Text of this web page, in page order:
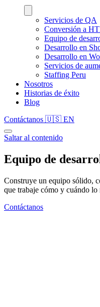
Servicios de QA
Conversión a
Equipo de
Desarrollo en
Desarrollo en
Servicios de
Staffing Peru
Nosotros
Historias de éxito
Blog
Contáctanos 🇺🇸 EN
Saltar al contenido
Equipo de
Construye un equipo sólido,
que trabaje cómo y cuándo lo
Contáctanos